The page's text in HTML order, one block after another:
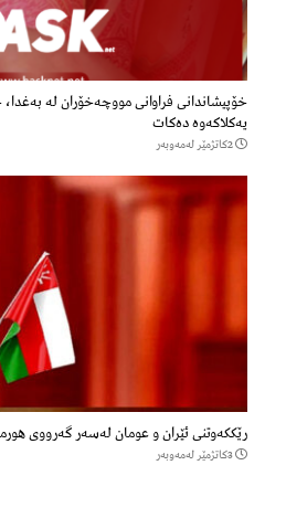
خۆپیشاندانی فراوانی مووچەخۆران لە
یەکلاکەوە دەکات
2كاتژمێر لەمەوبەر
رێککەوتنی ئێران و عومان لەسەر گەرووی
3كاتژمێر لەمەوبەر